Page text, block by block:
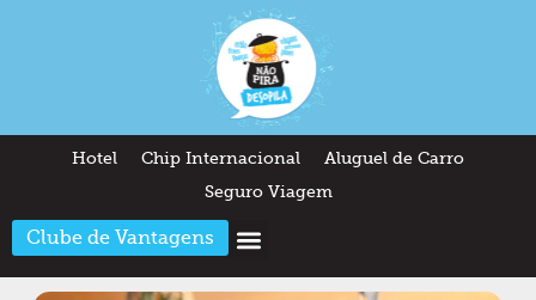
Hotel Chip Internacional
Aluguel de Carro
Seguro Viagem
Clube de Vantagens